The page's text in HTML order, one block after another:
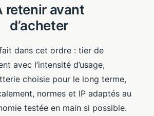
retenir avant
d’acheter
dans cet ordre : tier de
avec l’intensité d’usage,
choisie pour le long terme,
normes et IP adaptés au
testée en main si possible.